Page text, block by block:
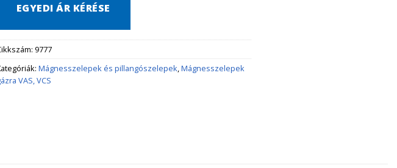
EGYEDI ÁR KÉRÉSE
9777
Mágnesszelepek és pillangószelepek Mágnesszelepek
VAS, VCS